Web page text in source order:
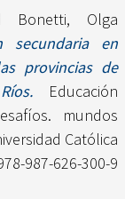
Bonetti, Olga
secundaria en
provincias de
Educación
mundos
Católica
987-626-300-9